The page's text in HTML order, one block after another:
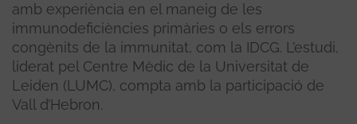
amb experiència en el maneig de les
immunodeficiències primàries o els errors
congènits de la immunitat, com la IDCG. L’estudi,
liderat pel Centre Mèdic de la Universitat de
Leiden (LUMC), compta amb la participació de
Vall d’Hebron.